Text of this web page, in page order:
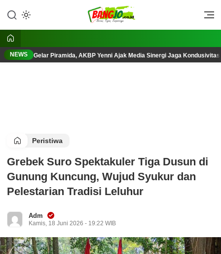
konten
Bangjo.co.id
Berani, Tegas, Terpercaya
NEWS Gelar Piramida, AKBP Yenni Ajak Media Sinergi Jaga
Peristiwa
Grebek Suro Spektakuler Tiga Dusun di
Gunung Kuncung, Wujud Syukur dan
Pelestarian Tradisi Leluhur
Adm
Kamis, 18 Juni 2026 - 19:22 WIB